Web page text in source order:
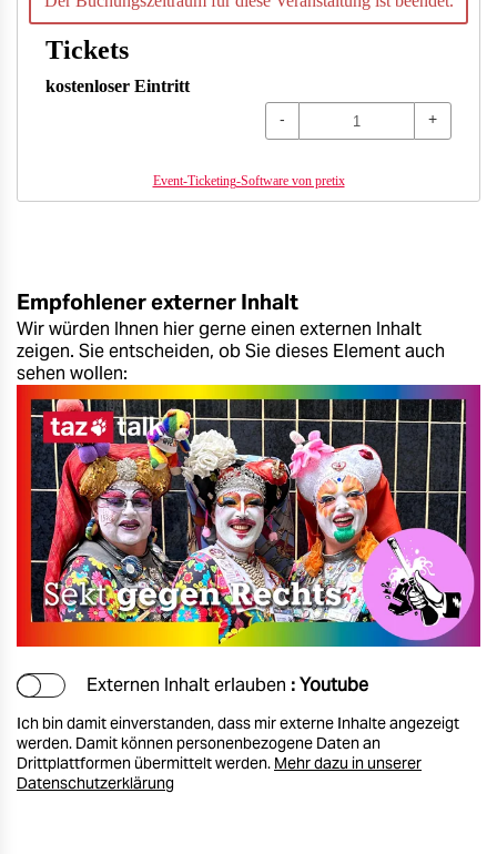
Tickets
kostenloser Eintritt
- +
Event-Ticketing-Software von pretix
Empfohlener externer Inhalt
Wir würden Ihnen hier gerne einen externen Inhalt
zeigen. Sie entscheiden, ob Sie dieses Element auch
sehen wollen:
Externen Inhalt erlauben : Youtube
Ich bin damit einverstanden, dass mir externe Inhalte angezeigt
werden. Damit können personenbezogene Daten an
Drittplattformen übermittelt werden. Mehr dazu in unserer
Datenschutzerklärung